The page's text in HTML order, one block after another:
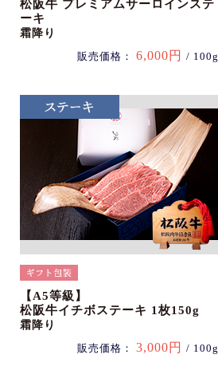
松阪牛 プレミアムサーロインステ
ーキ
霜降り
販売価格： 6,000円 / 100g
【A5等級】
松阪牛イチボステーキ 1枚150g
霜降り
販売価格： 3,000円 / 100g